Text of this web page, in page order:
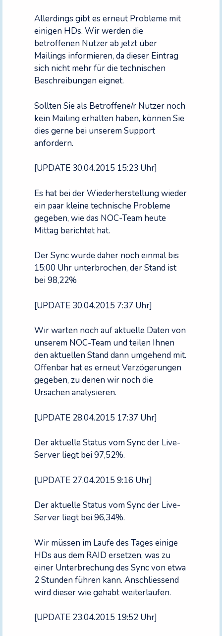
Allerdings gibt es erneut Probleme mit
einigen HDs. Wir werden die
betroffenen Nutzer ab jetzt über
Mailings informieren, da dieser Eintrag
sich nicht mehr für die technischen
Beschreibungen eignet.
Sollten Sie als Betroffene/r Nutzer noch
kein Mailing erhalten haben, können Sie
dies gerne bei unserem Support
anfordern.
[UPDATE 30.04.2015 15:23 Uhr]
Es hat bei der Wiederherstellung wieder
ein paar kleine technische Probleme
gegeben, wie das NOC-Team heute
Mittag berichtet hat.
Der Sync wurde daher noch einmal bis
15:00 Uhr unterbrochen, der Stand ist
bei 98,22%
[UPDATE 30.04.2015 7:37 Uhr]
Wir warten noch auf aktuelle Daten von
unserem NOC-Team und teilen Ihnen
den aktuellen Stand dann umgehend mit.
Offenbar hat es erneut Verzögerungen
gegeben, zu denen wir noch die
Ursachen analysieren.
[UPDATE 28.04.2015 17:37 Uhr]
Der aktuelle Status vom Sync der Live-
Server liegt bei 97,52%.
[UPDATE 27.04.2015 9:16 Uhr]
Der aktuelle Status vom Sync der Live-
Server liegt bei 96,34%.
Wir müssen im Laufe des Tages einige
HDs aus dem RAID ersetzen, was zu
einer Unterbrechung des Sync von etwa
2 Stunden führen kann. Anschliessend
wird dieser wie gehabt weiterlaufen.
[UPDATE 23.04.2015 19:52 Uhr]